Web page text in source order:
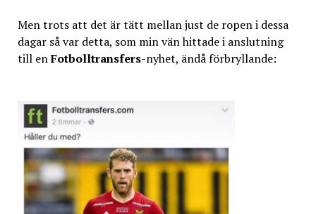
Men trots att det är tätt mellan just de ropen i dessa
dagar så var detta, som min vän hittade i anslutning
till enFotbolltransfers-nyhet, ändå förbryllande: